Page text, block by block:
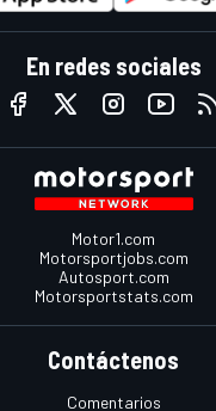
En redes sociales
Motor1.com
Motorsportjobs.com
Autosport.com
Motorsportstats.com
Contáctenos
Comentarios